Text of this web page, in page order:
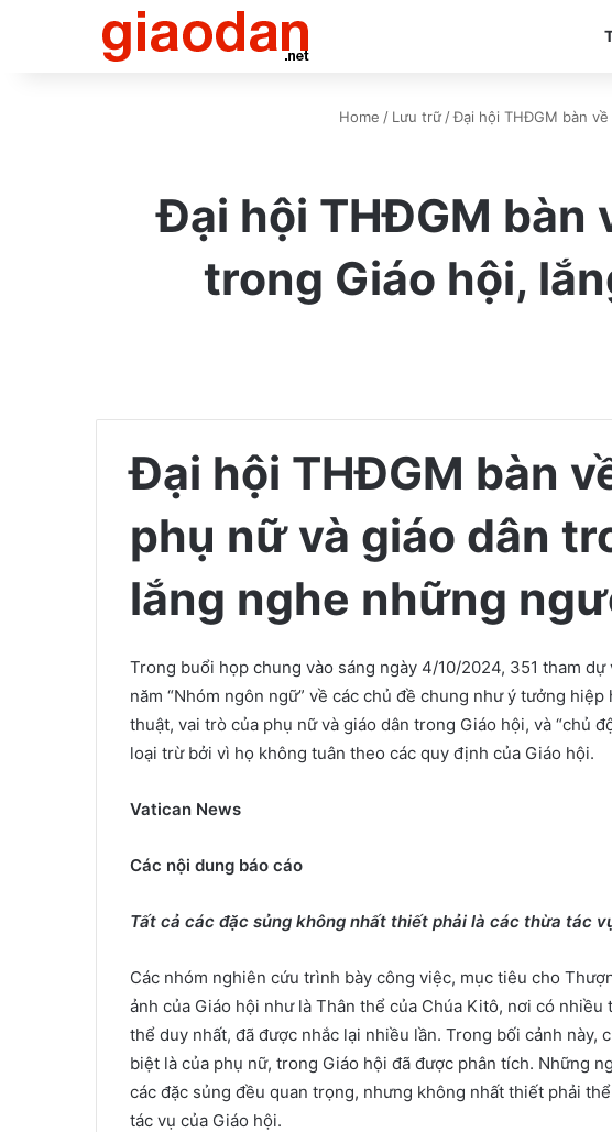
Home / Lưu trữ /Đại hội THĐGM bàn
Đại hội THĐGM bàn
trong Giáo hội,
Đại hội THĐGM bàn
phụ nữ và giáo dân
lắng nghe những
Trong buổi họp chung vào sáng ngày 4/10/2024, 351 tham
năm “Nhóm ngôn ngữ” về các chủ đề chung như ý tưởng
thuật, vai trò của phụ nữ và giáo dân trong Giáo hội, và “chủ
loại trừ bởi vì họ không tuân theo các quy định của Giáo hội.
Vatican News
Các nội dung báo cáo
Tất cả các đặc sủng không nhất thiết phải là các thừa tác
Các nhóm nghiên cứu trình bày công việc, mục tiêu cho
ảnh của Giáo hội như là Thân thể của Chúa Kitô, nơi có
thể duy nhất, đã được nhắc lại nhiều lần. Trong bối cảnh này,
biệt là của phụ nữ, trong Giáo hội đã được phân tích. Những
các đặc sủng đều quan trọng, nhưng không nhất thiết phải
tác vụ của Giáo hội.